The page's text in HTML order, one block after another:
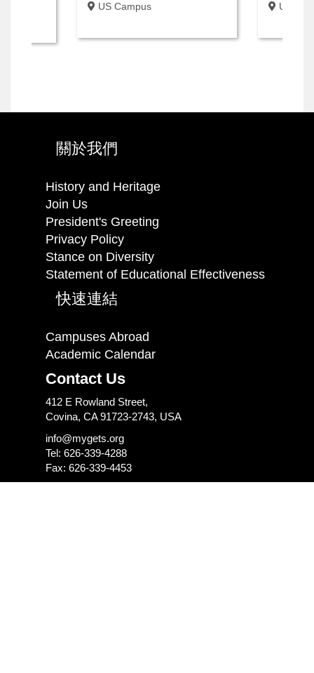
US Campus
US
關於我們
History and Heritage
Join Us
President's Greeting
Privacy Policy
Stance on Diversity
Statement of Educational Effectiveness
快速連結
Campuses Abroad
Academic Calendar
Contact Us
412 E Rowland Street,
Covina, CA 91723-2743, USA
info@mygets.org
Tel: 626-339-4288
Fax: 626-339-4453